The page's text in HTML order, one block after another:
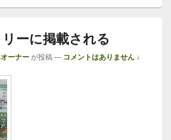
ーに掲載される
ーナー が投稿 — コメントはありません ↓